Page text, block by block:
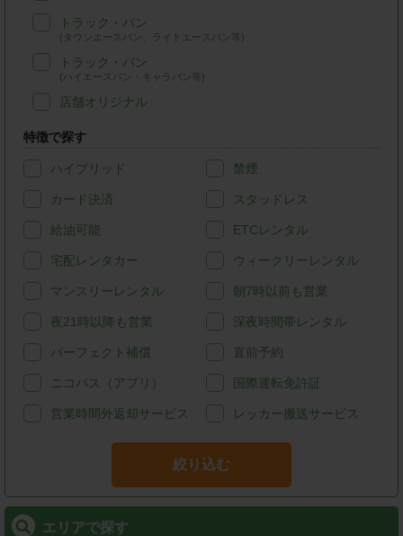
トラック・バン
(タウンエースバン、ライトエースバン等)
トラック・バン
(ハイエースバン・キャラバン等)
店舗オリジナル
特徴で探す
ハイブリッド 禁煙
カード決済 スタッドレス
給油可能 ETCレンタル
宅配レンタカー ウィークリーレンタル
マンスリーレンタル 朝7時以前も営業
夜21時以降も営業 深夜時間帯レンタル
パーフェクト補償 直前予約
ニコパス（アプリ） 国際運転免許証
営業時間外返却サービス レッカー搬送サービス
絞り込む
エリアで探す